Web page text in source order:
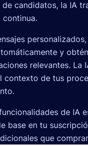
de candidatos, la IA
continua.
y obtén
relevantes. La
contexto de tus
de IA
base en tu
que